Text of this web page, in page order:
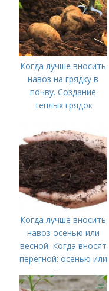
Когда лучше вносить
навоз на грядку в
почву. Создание
теплых грядок
Когда лучше вносить
навоз осенью или
весной. Когда вносят
перегной: осенью или
весной, правила
внесения удобрений